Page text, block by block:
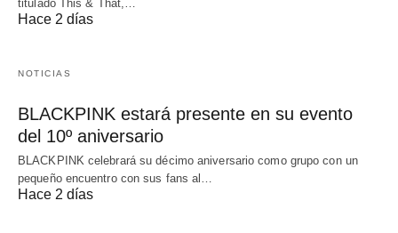
titulado This & That,…
Hace 2 días
NOTICIAS
BLACKPINK estará presente en su evento
del 10º aniversario
BLACKPINK celebrará su décimo aniversario como grupo con un
pequeño encuentro con sus fans al…
Hace 2 días